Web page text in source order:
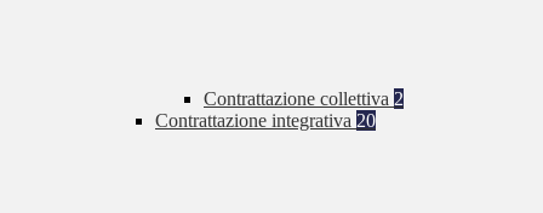
Contrattazione collettiva 2
Contrattazione integrativa 20